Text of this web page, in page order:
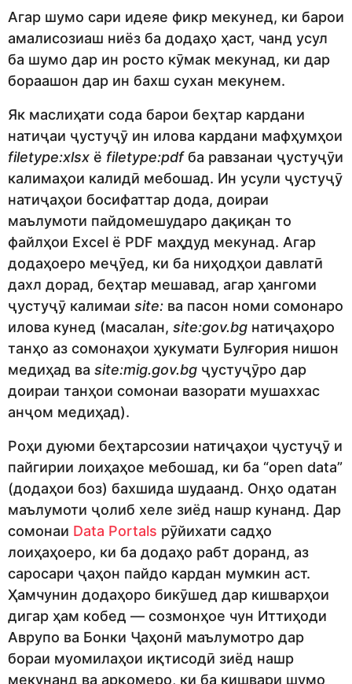
Агар шумо сари идеяе фикр мекунед, ки барои
амалисозиаш ниёз ба додаҳо ҳаст, чанд усул
ба шумо дар ин росто кӯмак мекунад, ки дар
бораашон дар ин бахш сухан мекунем.
Як маслиҳати сода барои беҳтар кардани
натиҷаи ҷустуҷӯ ин илова кардани мафҳумҳои
filetype:xlsx ё filetype:pdfба равзанаи ҷустуҷӯи
калимаҳои калидӣ мебошад. Ин усули ҷустуҷӯ
натиҷаҳои босифаттар дода, доираи
маълумоти пайдомешударо дақиқан то
файлҳои Excel ё PDF маҳдуд мекунад. Агар
додаҳоеро меҷӯед, ки ба ниҳодҳои давлатӣ
дахл дорад, беҳтар мешавад, агар ҳангоми
ҷустуҷӯ калимаи site: ва пасон номи сомонаро
илова кунед (масалан, site:gov.bg натиҷаҳоро
танҳо аз сомонаҳои ҳукумати Булғория нишон
медиҳад ва site:mig.gov.bg ҷустуҷӯро дар
доираи танҳои сомонаи вазорати мушаххас
анҷом медиҳад).
Роҳи дуюми беҳтарсозии натиҷаҳои ҷустуҷӯ и
пайгирии лоиҳаҳое мебошад, ки ба “open data”
(додаҳои боз) бахшида шудаанд. Онҳо одатан
маълумоти ҷолиб хеле зиёд нашр кунанд. Дар
сомонаи Data Portals рӯйихати садҳо
лоиҳаҳоеро, ки ба додаҳо рабт доранд, аз
саросари ҷаҳон пайдо кардан мумкин аст.
Ҳамчунин додаҳоро бикӯшед дар кишварҳои
дигар ҳам кобед — созмонҳое чун Иттиҳоди
Аврупо ва Бонки Ҷаҳонӣ маълумотро дар
бораи муомилаҳои иқтисодӣ зиёд нашр
мекунанд ва арқомеро, ки ба кишвари шумо